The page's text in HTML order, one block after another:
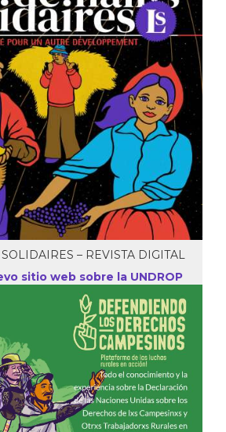
– REVISTA DIGITAL
sitio web sobre la UNDROP